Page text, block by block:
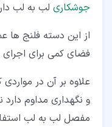
جوشکاری لب به لب
از این دسته فلنج ها
فضای کمی برای
علاوه بر آن در
و نگهداری مداوم
مفصل لب به لب